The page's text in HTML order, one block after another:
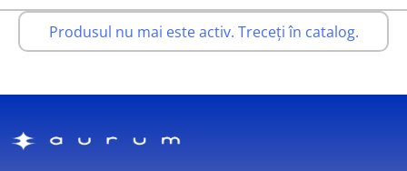
Produsul nu mai este activ. Treceți în catalog.